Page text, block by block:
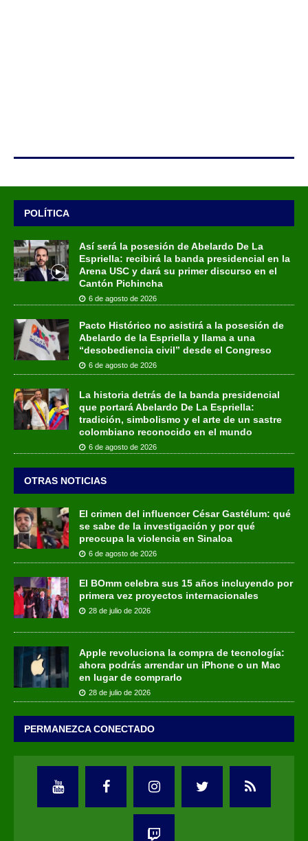
POLÍTICA
Así será la posesión de Abelardo De La
Espriella: recibirá la banda presidencial en la
Arena USC y dará su primer discurso en el
Cantón Pichincha
6 de agosto de 2026
Pacto Histórico no asistirá a la posesión de
Abelardo de la Espriella y llama a una
“desobediencia civil” desde el Congreso
6 de agosto de 2026
La historia detrás de la banda presidencial
que portará Abelardo De La Espriella:
tradición, simbolismo y el arte de un sastre
colombiano reconocido en el mundo
6 de agosto de 2026
OTRAS NOTICIAS
El crimen del influencer César Gastélum: qué
se sabe de la investigación y por qué
preocupa la violencia en Sinaloa
6 de agosto de 2026
El BOmm celebra sus 15 años incluyendo por
primera vez proyectos internacionales
28 de julio de 2026
Apple revoluciona la compra de tecnología:
ahora podrás arrendar un iPhone o un Mac
en lugar de comprarlo
28 de julio de 2026
PERMANEZCA CONECTADO